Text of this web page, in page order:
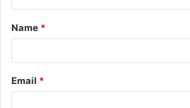
Name *
Email *